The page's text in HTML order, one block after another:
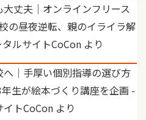
丈夫｜オンラインフリース
の昼夜逆転、親のイライラ解
ルサイトCoCon より
｜手厚い個別指導の選び方
生が絵本づくり講座を企画 -
トCoCon より